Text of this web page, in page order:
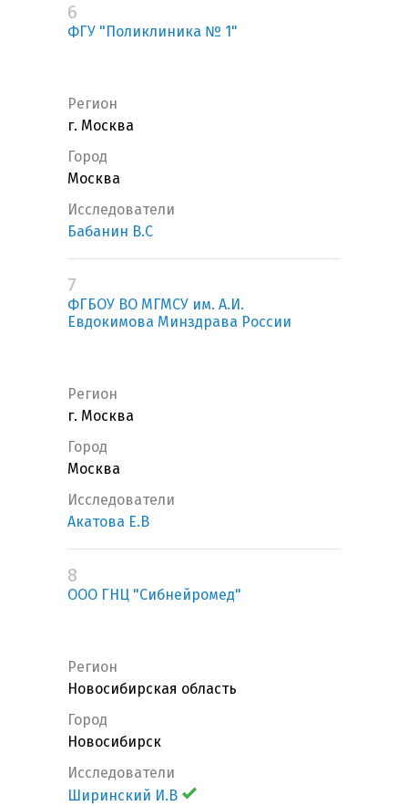
6
ФГУ "Поликлиника № 1"
Регион
г. Москва
Город
Москва
Исследователи
Бабанин В.С
7
ФГБОУ ВО МГМСУ им. А.И.
Евдокимова Минздрава России
Регион
г. Москва
Город
Москва
Исследователи
Акатова Е.В
8
ООО ГНЦ "Сибнейромед"
Регион
Новосибирская область
Город
Новосибирск
Исследователи
Ширинский И.В